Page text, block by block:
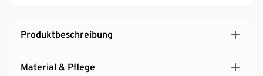
Produktbeschreibung
Material & Pflege